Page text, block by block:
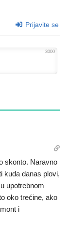
Prijavite se
3000
skonto. Naravno
kuda danas plovi,
upotrebnom
oko trećine, ako
i